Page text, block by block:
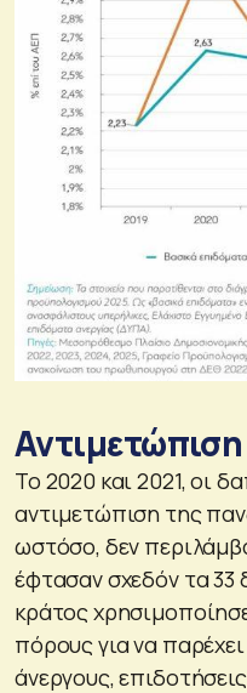
Το 2020 και 2021, οι
αντιμετώπιση της
ωστόσο, δεν
έφτασαν σχεδόν τα
κράτος
πόρους για να
άνεργους,